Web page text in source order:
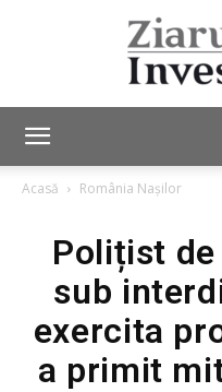
Acasă România Nașilor
Polițist
sub
exercita
a primit